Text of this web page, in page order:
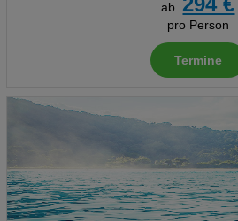
ab
pro Person
Termine